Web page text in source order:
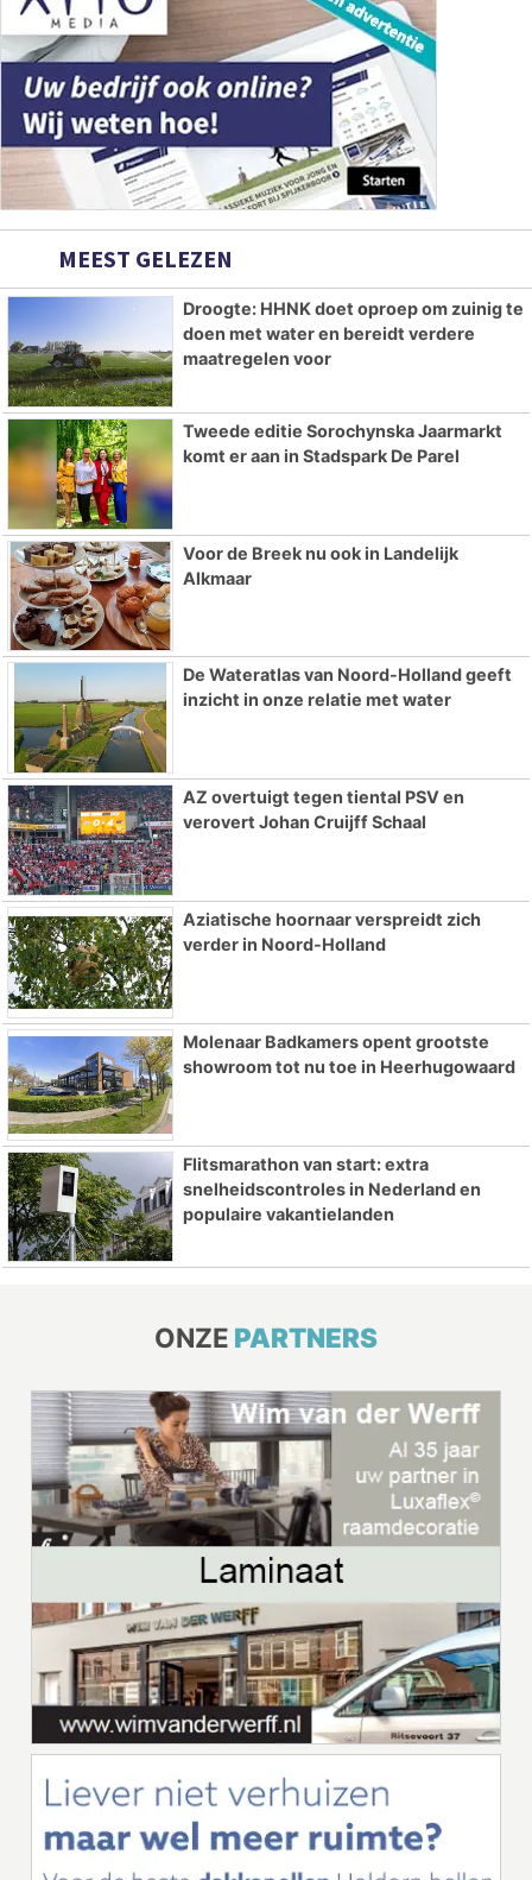
MEEST GELEZEN
Droogte: HHNK doet oproep om zuinig te
doen met water en bereidt verdere
maatregelen voor
Tweede editie Sorochynska Jaarmarkt
komt er aan in Stadspark De Parel
Voor de Breek nu ook in Landelijk
Alkmaar
De Wateratlas van Noord-Holland geeft
inzicht in onze relatie met water
AZ overtuigt tegen tiental PSV en
verovert Johan Cruijff Schaal
Aziatische hoornaar verspreidt zich
verder in Noord-Holland
Molenaar Badkamers opent grootste
showroom tot nu toe in Heerhugowaard
Flitsmarathon van start: extra
snelheidscontroles in Nederland en
populaire vakantielanden
ONZE PARTNERS